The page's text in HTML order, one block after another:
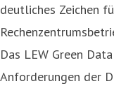
deutliches Zeichen
Das LEW Green
Anforderungen der